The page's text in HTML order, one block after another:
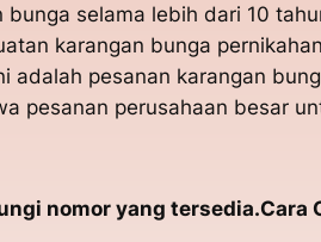
selama lebih dari 10
karangan bunga
pesanan karangan
pesanan perusahaan besar
nomor yang tersedia.Cara